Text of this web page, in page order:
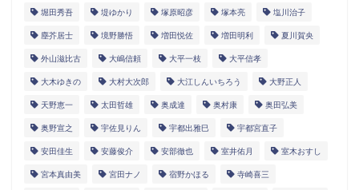
堀田秀吾 堤ゆかり 塚原昭彦 塚本亮 塩川治子
塵芥居士 境野勝悟 増田悦佐 増田明利 夏川賀央
外山滋比古 大嶋信頼 大平一枝 大平信孝
大木ゆきの 大村大次郎 大江しんいちろう 大野正人
天野恵一 太田哲雄 奥成達 奥村康 奥田弘美
奥野宣之 宇佐見りん 宇都出雅巳 宇都宮直子
安田佳生 安藤俊介 安部徹也 室井佑月 室木おすし
宮本真由美 宮田ナノ 宿野かほる 寺崎喜三